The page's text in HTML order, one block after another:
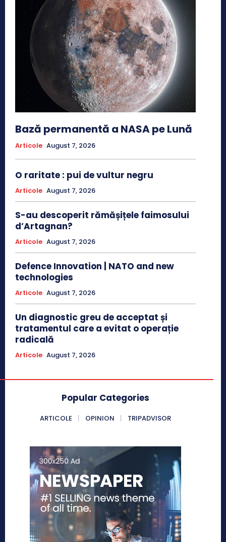
Bază permanentă a NASA pe Lună
Articole August 7, 2026
O raritate : pui de vultur negru
Articole August 7, 2026
S-au descoperit rămășițele faimosului
d’Artagnan?
Articole August 7, 2026
Defence Innovation | NATO and new
technologies
Articole August 7, 2026
Un diagnostic greu de acceptat și
tratamentul care a evitat o operație
radicală
Articole August 7, 2026
Popular Categories
ARTICOLE OPINION TRIPADVISOR